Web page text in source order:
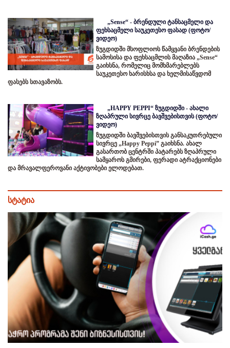
„Sense“ - ბრენდული ტანსაცმელი და
ფეხსაცმელი საუკეთესო ფასად (ფოტო/
ვიდეო)
ზუგდიდში მსოფლიოს წამყვანი ბრენდების
სამოსისა და ფეხსაცმლის მაღაზია „Sense“
გაიხსნა, რომელიც მომხმარებლებს
საუკეთესო ხარისხსა და ხელმისაწვდომ
ფასებს სთავაზობს.
„HAPPY PEPPI“ ზუგდიდში - ახალი
ზღაპრული სივრცე ბავშვებისთვის (ფოტო/
ვიდეო)
ზუგდიდში ბავშვებისთვის განსაკუთრებული
სივრცე „Happy Peppi” გაიხსნა. ახალ
გასართობ ცენტრში პატარებს ზღაპრული
სამყაროს გმირები, ფერადი ატრაქციონები
და მრავალფეროვანი აქტივობები ელოდებათ.
სტატია